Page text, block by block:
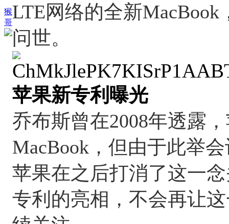
猴
哥LTE网络的全新
问世。
苹果新专利曝光
乔布斯曾在2008年透露
MacBook，但由于此举
苹果在之后打消了这一
专利的亮相，不会再让